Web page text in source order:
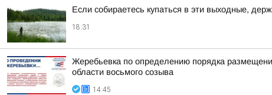
Если собираетесь купаться в эти выходные,
18:31
Жеребьевка по определению порядка
области восьмого созыва
14:45